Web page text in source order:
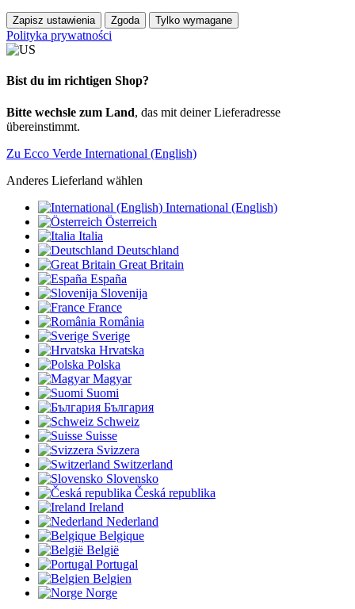
Zapisz ustawienia Zgoda Tylko wymagane
Polityka prywatności
Bist du im richtigen Shop?
Bitte wechsle zum Land, das mit deiner Lieferadresse
übereinstimmt.
Zu Ecco Verde International (English)
Anderes Lieferland wählen
International (English)
Österreich
Italia
Deutschland
Great Britain
España
Slovenija
France
România
Sverige
Hrvatska
Polska
Magyar
Suomi
България
Schweiz
Suisse
Svizzera
Switzerland
Slovensko
Česká republika
Ireland
Nederland
Belgique
België
Portugal
Belgien
Norge